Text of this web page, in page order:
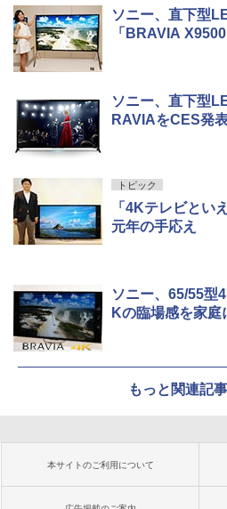
ソニー、直下型
「BRAVIA
ソニー、直下型
RAVIAをCES発
トピック
「4Kテレビとい
元年の手応え
ソニー、65/55型
Kの臨場感を家庭
もっと関連記
本サイトのご利用について